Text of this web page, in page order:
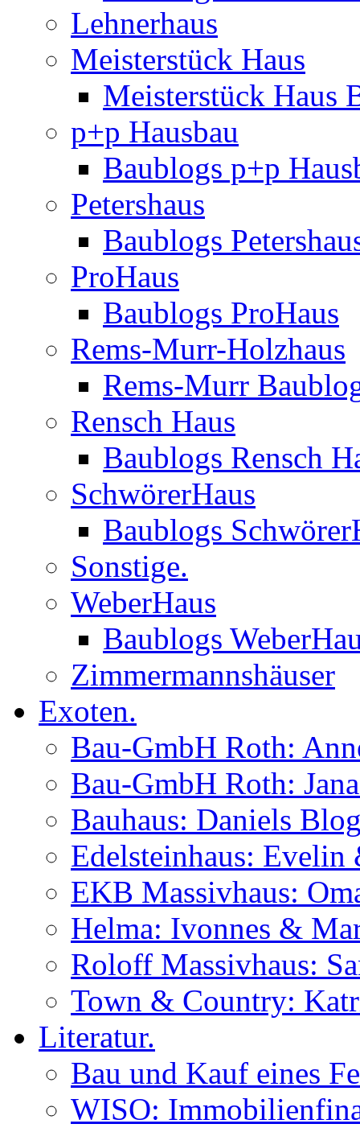
Lehnerhaus
Meisterstück Haus
Meisterstück Haus
p+p Hausbau
Baublogs p+p
Petershaus
Baublogs
ProHaus
Baublogs ProHaus
Rems-Murr-Holzhaus
Rems-Murr
Rensch Haus
Baublogs Rensch
SchwörerHaus
Baublogs
Sonstige.
WeberHaus
Baublogs
Zimmermannshäuser
Exoten.
Bau-GmbH Roth:
Bau-GmbH Roth:
Bauhaus: Daniels
Edelsteinhaus:
EKB Massivhaus:
Helma: Ivonnes &
Roloff Massivhaus:
Town & Country:
Literatur.
Bau und Kauf eines
WISO: